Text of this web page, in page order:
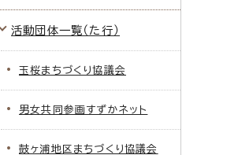
活動団体一覧（た行）
玉桜まちづくり協議会
男女共同参画すずかネット
鼓ヶ浦地区まちづくり協議会